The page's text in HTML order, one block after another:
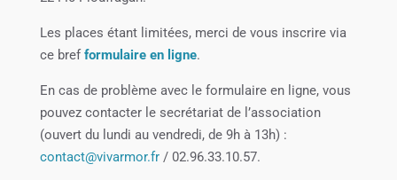
Les places étant limitées, merci de vous inscrire via
ce brefformulaire en ligne.
En cas de problème avec le formulaire en ligne, vous
pouvez contacter le secrétariat de l’association
(ouvert du lundi au vendredi, de 9h à 13h) :
contact@vivarmor.fr/ 02.96.33.10.57.